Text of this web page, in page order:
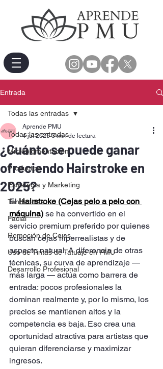
Entrada
Todas las entradas
Micropigmentación
Productos
Estrategia y Marketing
Tendencias
Facial
Remoción de Cejas
Uso de Tintas de Tatuaje en PMU
Desarrollo Profesional
Todas las entradas
¿Cuánto se puede ganar
ofreciendo Hairstroke en
2025?
Aprende PMU
4 jul 2025 3 min de lectura
El Hairstroke (Cejas pelo a pelo con
máquina) se ha convertido en el
servicio premium preferido por quienes
buscan cejas hiperrealistas y de
aspecto natural. A diferencia de otras
técnicas, su curva de aprendizaje —
más larga — actúa como barrera de
entrada: pocos profesionales la
dominan realmente y, por lo mismo, los
precios se mantienen altos y la
competencia es baja. Eso crea una
oportunidad atractiva para artistas que
quieran diferenciarse y maximizar
ingresos.